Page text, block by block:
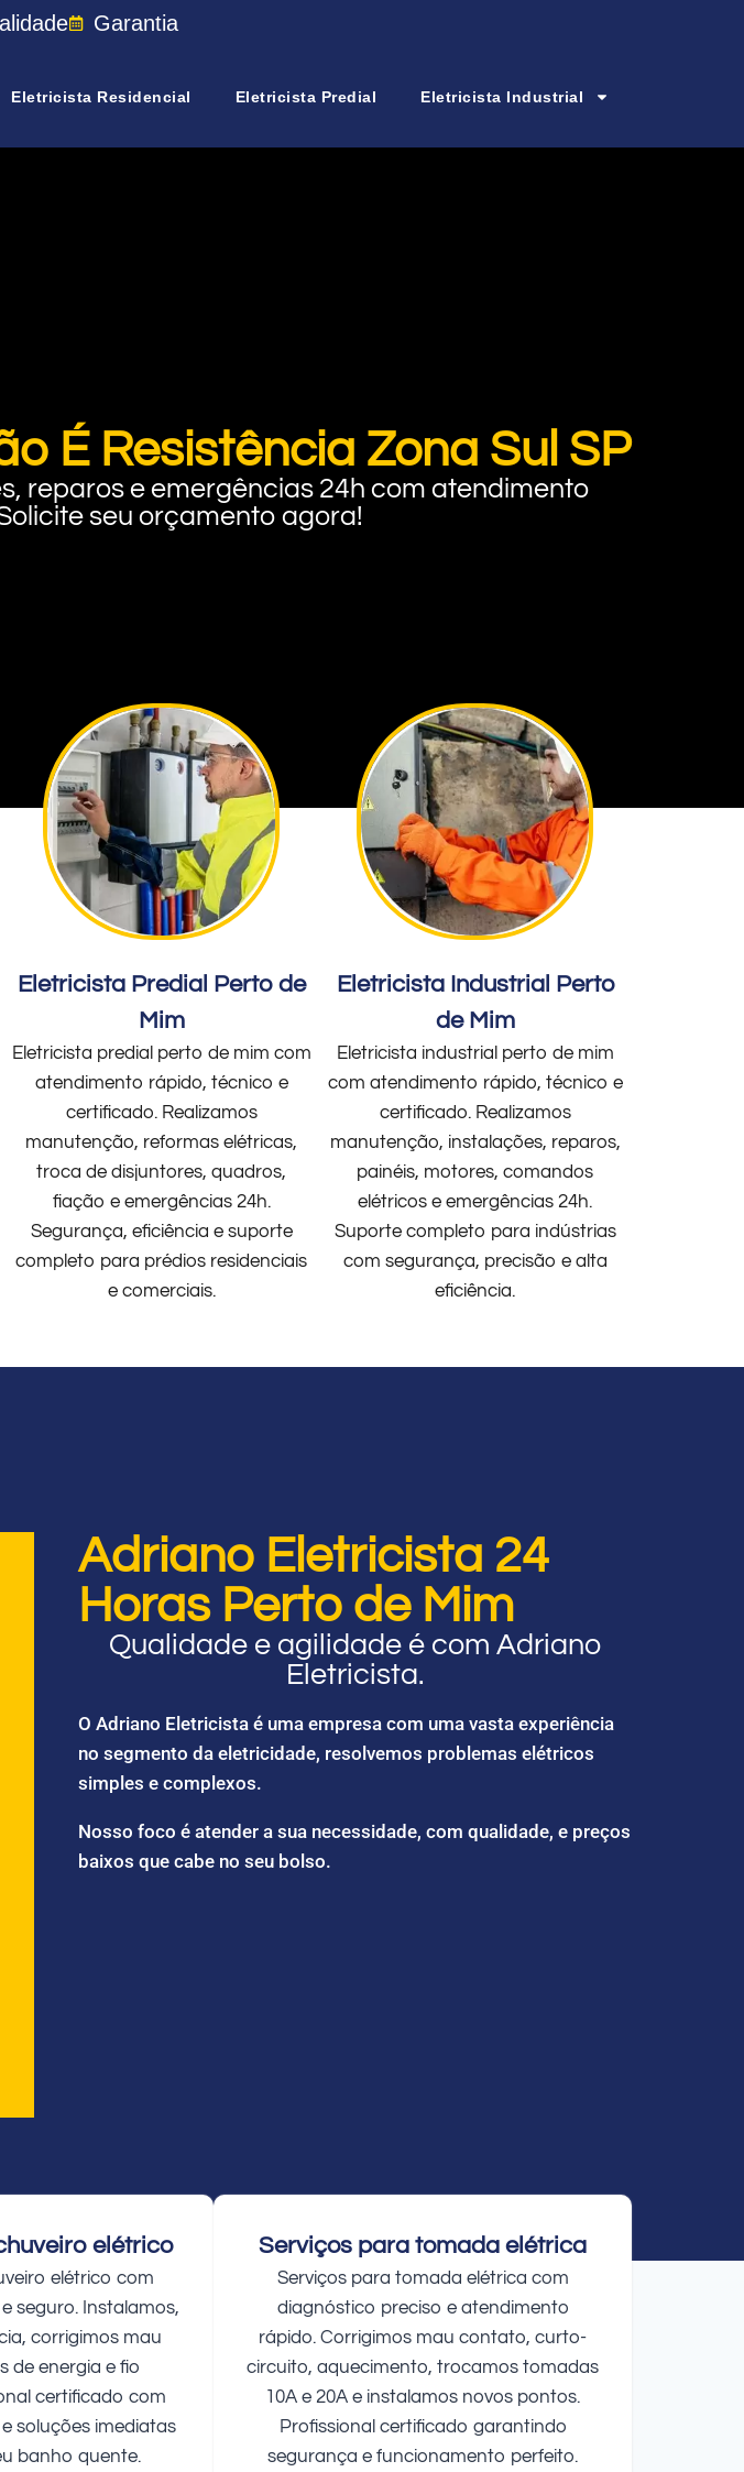
Garantia
Eletricista Residencial Eletricista Predial Eletricista Industrial
É Resistência Zona Sul SP
reparos e emergências 24h com atendimento
seu orçamento agora!
Eletricista Predial Perto de
Mim
Eletricista predial perto de mim com
atendimento rápido, técnico e
certificado. Realizamos
manutenção, reformas elétricas,
troca de disjuntores, quadros,
fiação e emergências 24h.
Segurança, eficiência e suporte
completo para prédios residenciais
e comerciais.
Eletricista Industrial Perto
de Mim
Eletricista industrial perto de mim
com atendimento rápido, técnico e
certificado. Realizamos
manutenção, instalações, reparos,
painéis, motores, comandos
elétricos e emergências 24h.
Suporte completo para indústrias
com segurança, precisão e alta
eficiência.
Adriano Eletricista 24
Horas Perto de Mim
Qualidade e agilidade é com Adriano
Eletricista.
O Adriano Eletricista é uma empresa com uma vasta experiência
no segmento da eletricidade, resolvemos problemas elétricos
simples e complexos.
Nosso foco é atender a sua necessidade, com qualidade, e preços
baixos que cabe no seu bolso.
elétrico
elétrico com
seguro. Instalamos,
corrigimos mau
de energia e fio
certificado com
soluções imediatas
banho quente.
Serviços para tomada elétrica
Serviços para tomada elétrica com
diagnóstico preciso e atendimento
rápido. Corrigimos mau contato, curto-
circuito, aquecimento, trocamos tomadas
10A e 20A e instalamos novos pontos.
Profissional certificado garantindo
segurança e funcionamento perfeito.